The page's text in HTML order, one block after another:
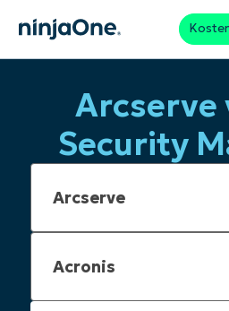
Arcserve
Security